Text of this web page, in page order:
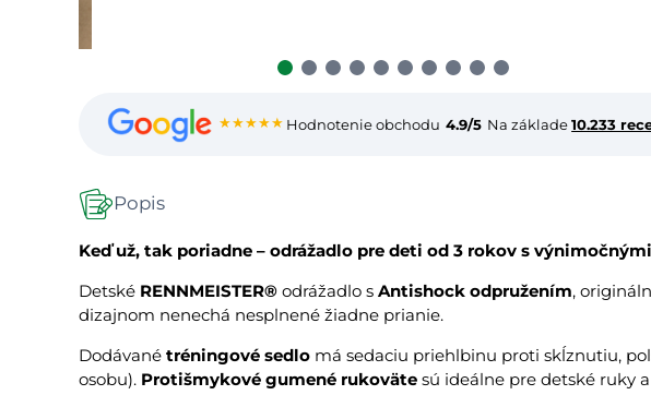
★★★★★ Hodnotenie obchodu 4.9/5 Na základe10.233
Popis
Keď už, tak poriadne – odrážadlo pre deti od 3 rokov s
Detské RENNMEISTER® odrážadlo s Antishock odpružením,
dizajnom nenechá nesplnené žiadne prianie.
Dodávané tréningové sedlo má sedaciu priehlbinu proti skĺznutiu,
osobu). Protišmykové gumené rukoväte sú ideálne pre detské ruky